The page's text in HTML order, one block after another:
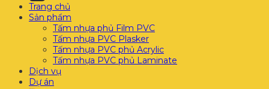
Trang chủ
Sản phẩm
Tấm nhựa phủ Film PVC
Tấm nhựa PVC Plasker
Tấm nhựa PVC phủ Acrylic
Tấm nhựa PVC phủ Laminate
Dịch vụ
Dự án